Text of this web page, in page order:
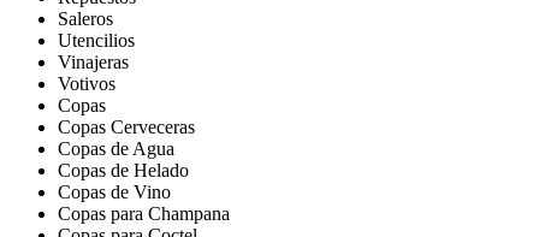
Saleros
Utencilios
Vinajeras
Votivos
Copas
Copas Cerveceras
Copas de Agua
Copas de Helado
Copas de Vino
Copas para Champana